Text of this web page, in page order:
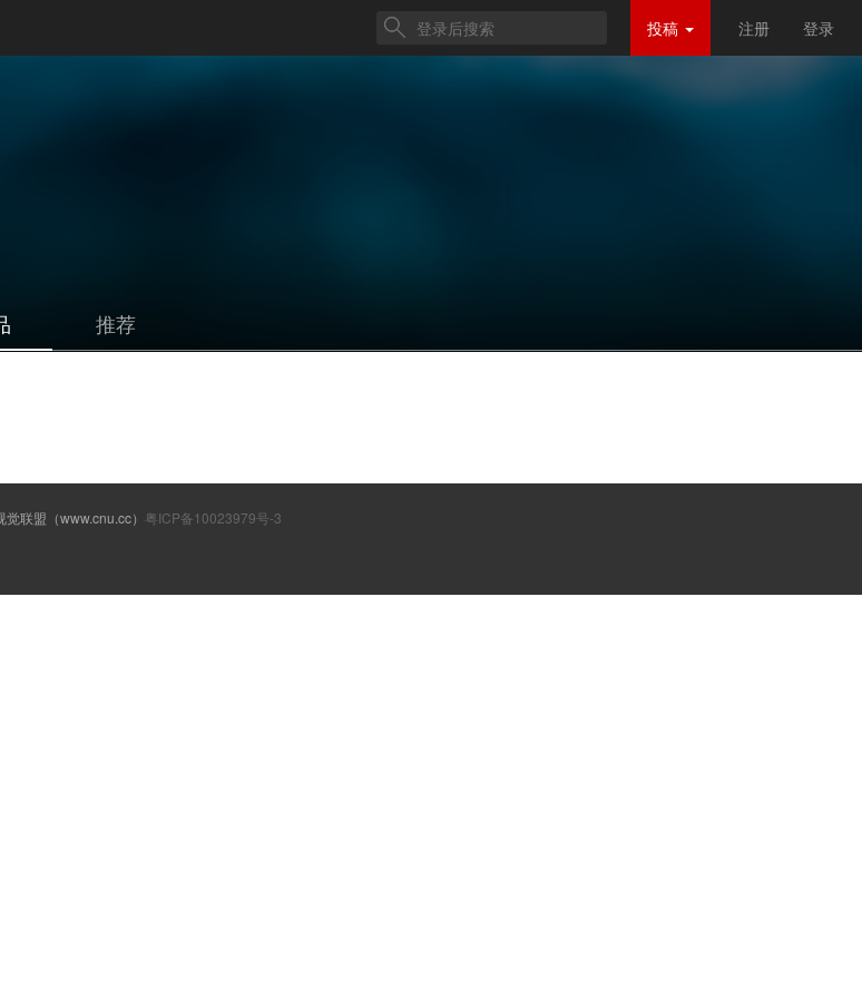
投稿 注册 登录
推荐
联盟（www.cnu.cc） 粤ICP备10023979号-3